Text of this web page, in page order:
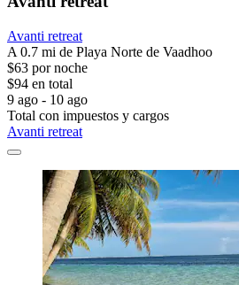
Avanti retreat
A 0.7 mi de Playa Norte de Vaadhoo
$63 por noche
$94 en total
9 ago - 10 ago
Total con impuestos y cargos
Avanti retreat